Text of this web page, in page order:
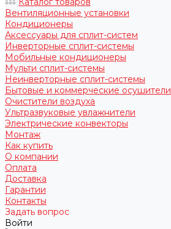
Вентиляционные установки
Кондиционеры
Аксессуары для сплит-систем
Инверторные сплит-системы
Мобильные кондиционеры
Мульти сплит-системы
Неинверторные сплит-системы
Бытовые и коммерческие осушители
Очистители воздуха
Ультразвуковые увлажнители
Электрические конвекторы
Монтаж
Как купить
О компании
Оплата
Доставка
Гарантии
Контакты
Задать вопрос
Войти